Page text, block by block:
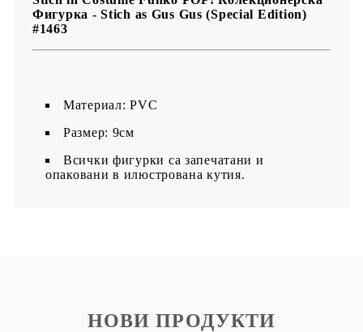
Фигурка - Stich as Gus Gus (Special Edition)
#1463
Материал: PVC
Размер: 9см
Всички фигурки са запечатани и
опаковани в илюстрована кутия.
НОВИ ПРОДУКТИ